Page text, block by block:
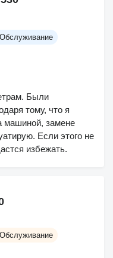
Обслуживание
Были
тому, что я
машиной, замене
Если этого не
избежать.
Обслуживание